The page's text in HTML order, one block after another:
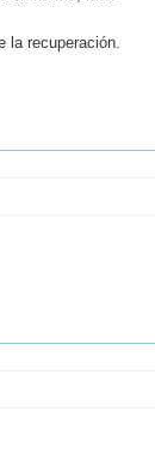
la recuperación.